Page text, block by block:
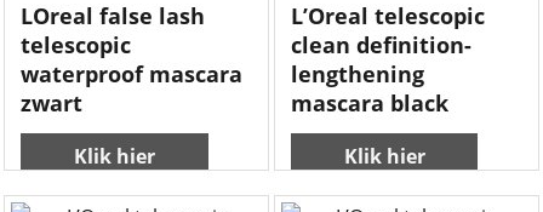
LOreal false lash
telescopic
waterproof mascara
zwart
Klik hier
L’Oreal telescopic
clean definition-
lengthening
mascara black
Klik hier